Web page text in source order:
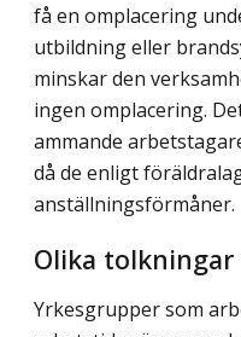
få en omplacering
utbildning eller
minskar den
ingen omplacering.
ammande
då de enligt
anställningsförmåner.
Olika tolkningar
Yrkesgrupper som